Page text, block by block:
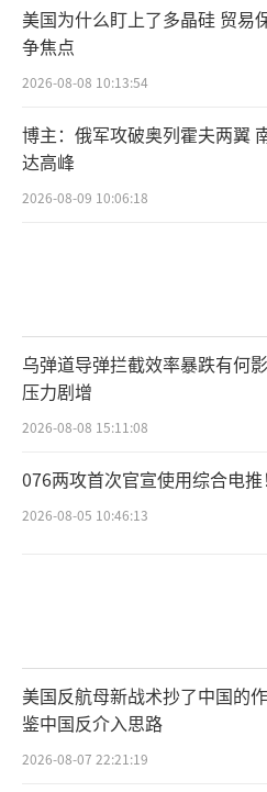
该型洲际导弹基本性
最大射程：14000km
最大飞行速度：20
可携带一枚或者多
（就位）
（准备）
（起竖）
动式“白杨-M”洲际弹
击6000公里外中位
的“萨雷-沙甘”靶场的
成。
美国为什么盯上了多晶硅 贸易
争焦点
2026-08-08 10:13:54
博主：俄军攻破奥列霍夫两翼
达高峰
2026-08-09 10:06:18
乌弹道导弹拦截效率暴跌有何
压力剧增
2026-08-08 15:11:08
076两攻首次官宣使用综合电推！
2026-08-05 10:46:13
美国反航母新战术抄了中国的
鉴中国反介入思路
2026-08-07 22:21:19